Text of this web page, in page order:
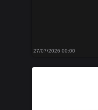
27/07/2026 00:00